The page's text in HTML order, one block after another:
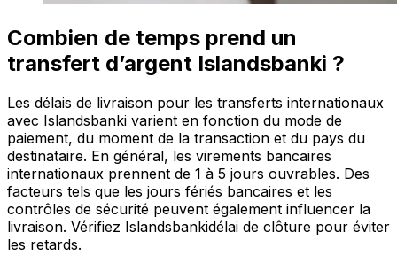
Combien de temps prend un
transfert d’argent Islandsbanki ?
Les délais de livraison pour les transferts internationaux
avec Islandsbanki varient en fonction du mode de
paiement, du moment de la transaction et du pays du
destinataire. En général, les virements bancaires
internationaux prennent de 1 à 5 jours ouvrables. Des
facteurs tels que les jours fériés bancaires et les
contrôles de sécurité peuvent également influencer la
livraison. Vérifiez Islandsbankidélai de clôture pour éviter
les retards.